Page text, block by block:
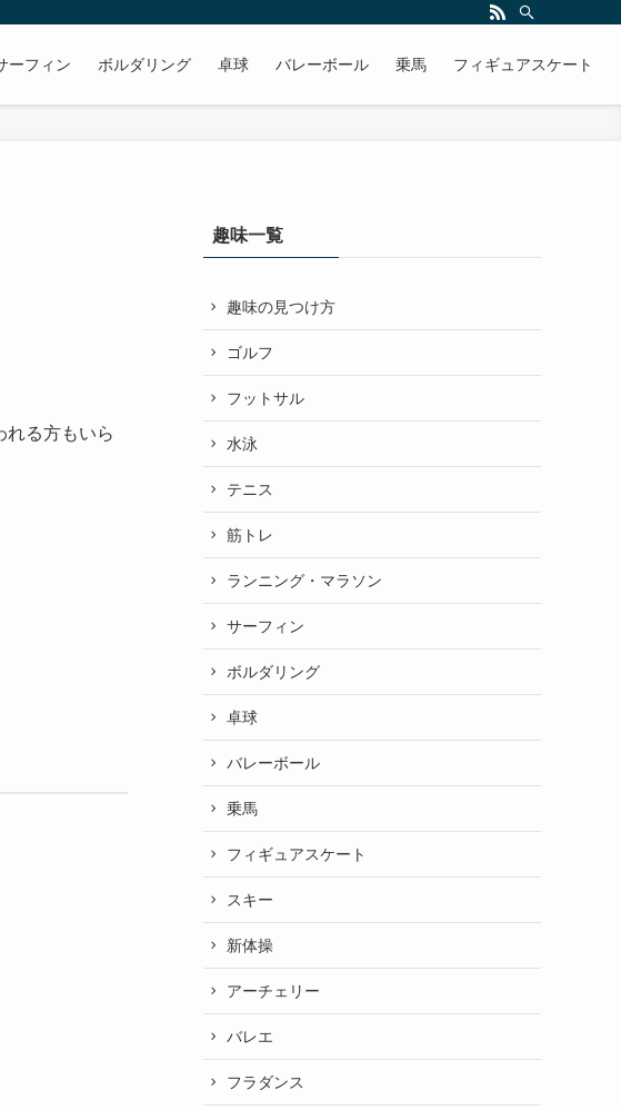
ーフィン ボルダリング 卓球 バレーボール 乗馬 フィギュアスケート
れる方もいら
趣味一覧
趣味の見つけ方
ゴルフ
フットサル
水泳
テニス
筋トレ
ランニング・マラソン
サーフィン
ボルダリング
卓球
バレーボール
乗馬
フィギュアスケート
スキー
新体操
アーチェリー
バレエ
フラダンス